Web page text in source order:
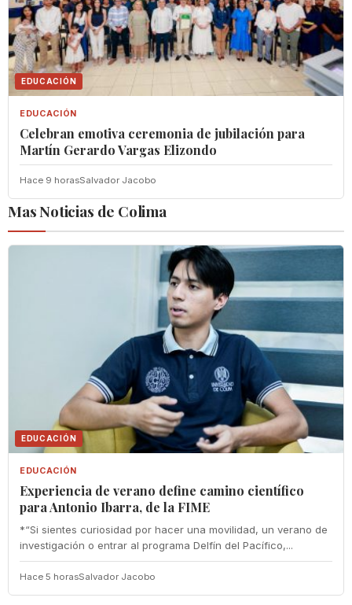
EDUCACIÓN
EDUCACIÓN
Celebran emotiva ceremonia de jubilación para
Martín Gerardo Vargas Elizondo
Hace 9 horasSalvador Jacobo
Mas Noticias de Colima
EDUCACIÓN
EDUCACIÓN
Experiencia de verano define camino científico
para Antonio Ibarra, de la FIME
*“Si sientes curiosidad por hacer una movilidad, un verano de
investigación o entrar al programa Delfín del Pacífico,...
Hace 5 horasSalvador Jacobo